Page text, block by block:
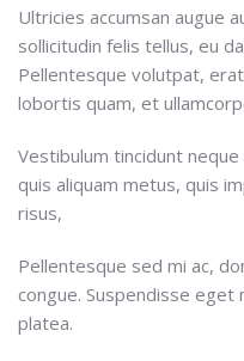
Ultricies accumsan augue
sollicitudin felis tellus, eu
Pellentesque volutpat,
lobortis quam, et
Vestibulum tincidunt
quis aliquam metus, quis
risus,
Pellentesque sed mi ac,
congue. Suspendisse eget
platea.